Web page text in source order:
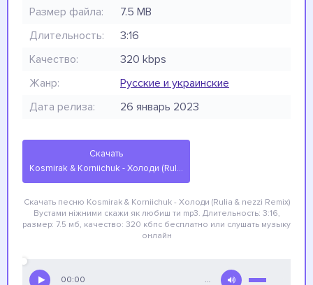
Размер файла:
7.5 MB
Длительность:
3:16
Качество:
320 kbps
Жанр:
Русские и украинские
Дата релиза:
26 январь 2023
Скачать
Kosmirak & Korniichuk - Холоди (Rulia & nezzi Remix) Вустами ніжними скажи як любиш ти
Скачать песню Kosmirak & Korniichuk - Холоди (Rulia & nezzi Remix)
Вустами ніжними скажи як любиш ти mp3. Длительность: 3:16,
размер: 7.5 мб, качество: 320 кбпс бесплатно или слушать музыку
онлайн
00:00 …